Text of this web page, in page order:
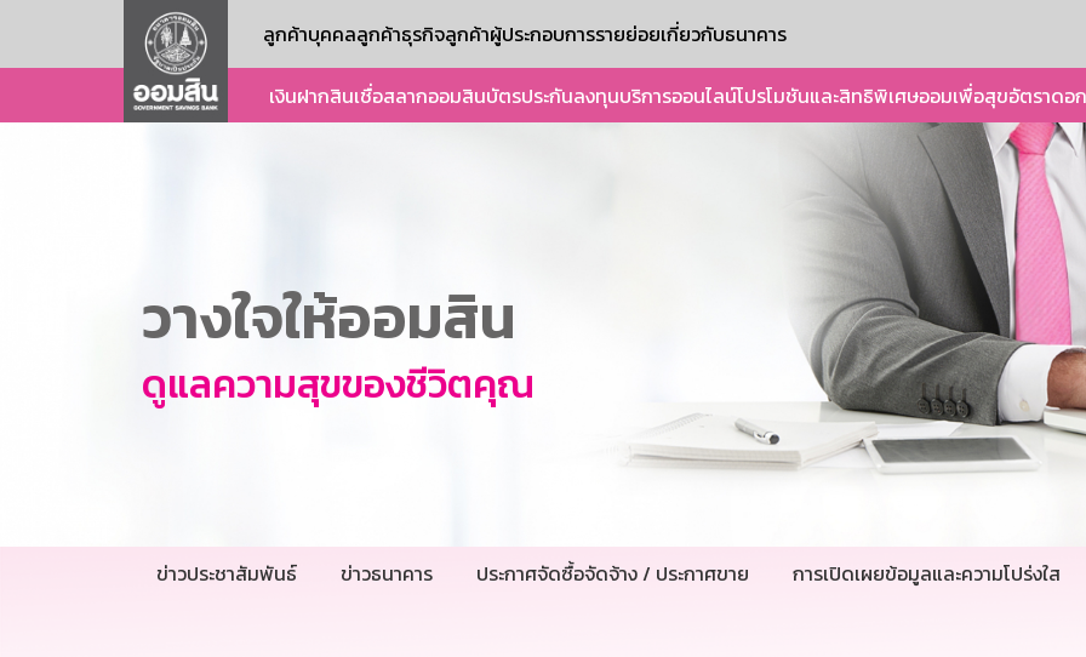
ลูกค้าบุคคลลูกค้าธุรกิจลูกค้าผู้ประกอบการรายย่อยเกี่ยวกับธนาคาร
เงินฝากสินเชื่อสลากออมสินบัตรประกันลงทุนบริการออนไลน์โปรโมชันและสิทธิพิเศษออมเพื่อสุขอัตราดอ
วางใจให้ออมสิน
ดูแลความสุขของชีวิตคุณ
ข่าวประชาสัมพันธ์ ข่าวธนาคาร ประกาศจัดซื้อจัดจ้าง / ประกาศขาย การเปิดเผยข้อมูลและความโปร่งใส